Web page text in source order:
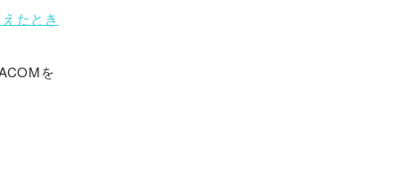
たとき
を